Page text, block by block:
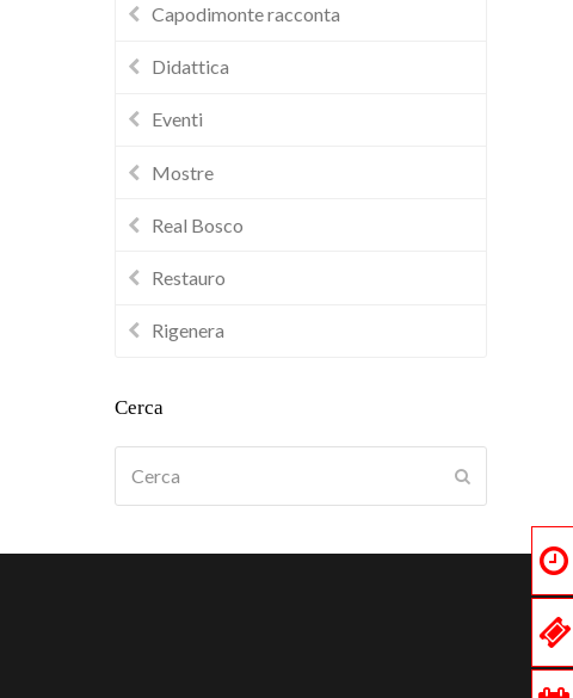
Capodimonte racconta
Didattica
Eventi
Mostre
Real Bosco
Restauro
Rigenera
Cerca